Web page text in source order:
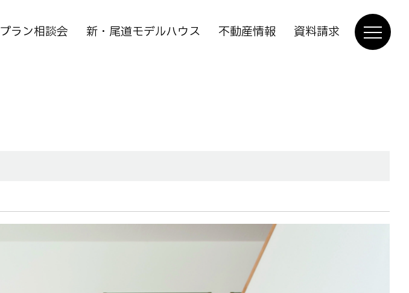
プラン相談会 新・尾道モデルハウス 不動産情報 資料請求